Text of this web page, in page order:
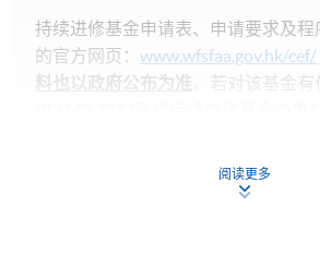
持续进修基金申请表、申请要求及程
的官方网页：www.wfsfaa.gov.hk/cef/
料也以政府公布为准 。若对该基金
阅读更多